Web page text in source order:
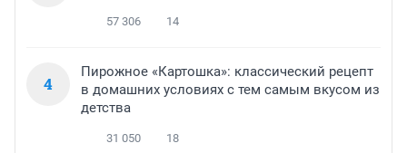
57 306 14
4
Пирожное «Картошка»: классический рецепт
в домашних условиях с тем самым вкусом из
детства
31 050 18